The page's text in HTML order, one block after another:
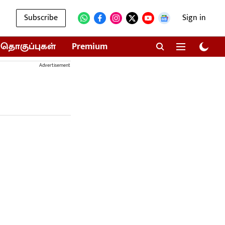
Subscribe Sign in
தொகுப்புகள் Premium
Advertisement